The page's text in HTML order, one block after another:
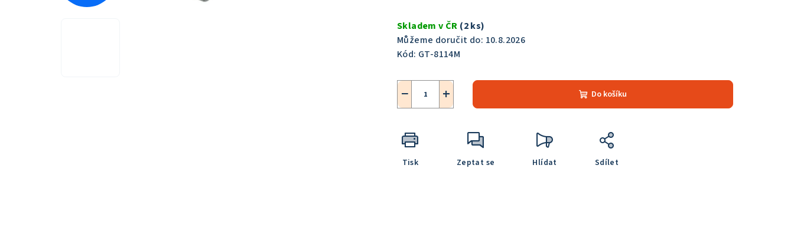
cena:
Skladem v ČR (2 ks)
Můžeme doručit do: 10.8.2026
Kód: GT-8114M
+
− Do košíku
Tisk Zeptat se Hlídat Sdílet